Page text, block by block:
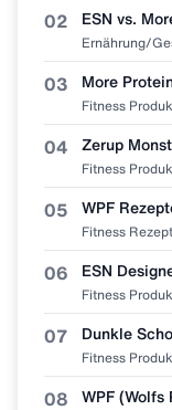
02
Ernährung/
03
Fitness
04
Fitness
05
Fitness
06
Fitness
07
Fitness
08